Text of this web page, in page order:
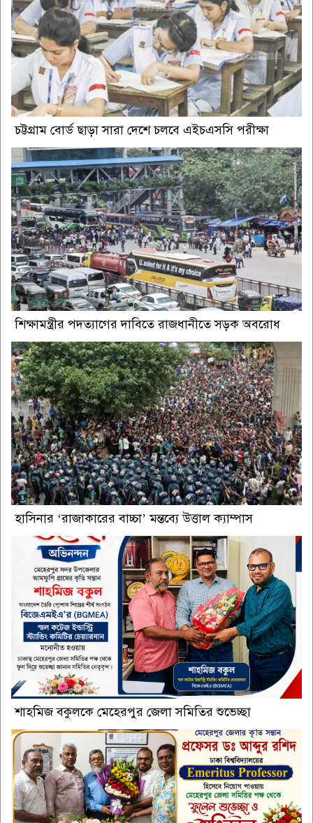
চট্টগ্রাম বোর্ড ছাড়া সারা দেশে চলবে এইচএসসি পরীক্ষা
শিক্ষামন্ত্রীর পদত্যাগের দাবিতে রাজধানীতে সড়ক অবরোধ
হাসিনার ‘রাজাকারের বাচ্চা’ মন্তব্যে উত্তাল ক্যাম্পাস
শাহমিজ বকুলকে মেহেরপুর জেলা সমিতির শুভেচ্ছা